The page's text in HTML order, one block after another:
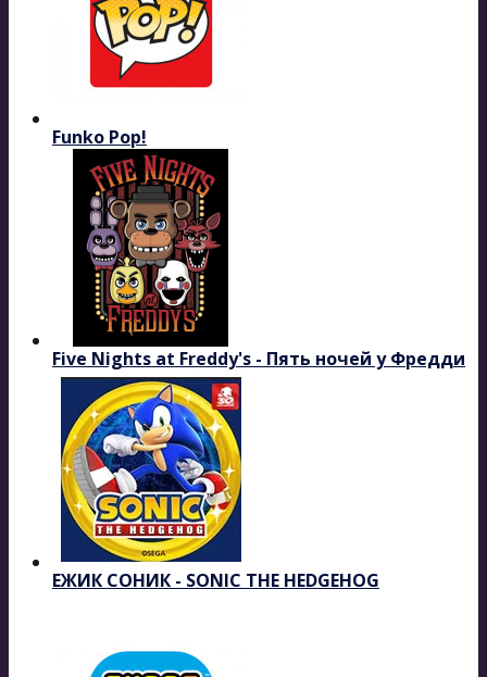
Funko Pop!
Five Nights at Freddy's - Пять ночей у Фредди
ЕЖИК СОНИК - SONIC THE HEDGEHOG